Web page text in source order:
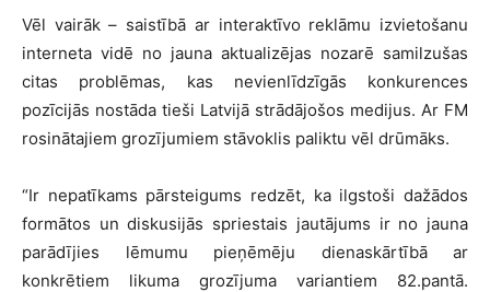
Vēl vairāk – saistībā ar interaktīvo reklāmu izvietošanu
interneta vidē no jauna aktualizējas nozarē samilzušas
citas problēmas, kas nevienlīdzīgās konkurences
pozīcijās nostāda tieši Latvijā strādājošos medijus. Ar FM
rosinātajiem grozījumiem stāvoklis paliktu vēl drūmāks.
“Ir nepatīkams pārsteigums redzēt, ka ilgstoši dažādos
formātos un diskusijās spriestais jautājums ir no jauna
parādījies lēmumu pieņēmēju dienaskārtībā ar
konkrētiem likuma grozījuma variantiem 82.pantā.